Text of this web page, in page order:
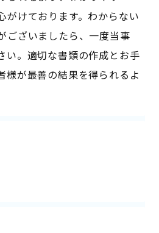
がけております。わからない
ございましたら、一度当事
い。適切な書類の作成とお手
様が最善の結果を得られるよ